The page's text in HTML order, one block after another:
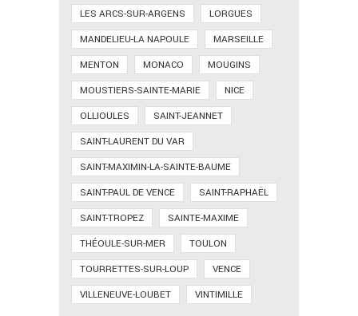
LES ARCS-SUR-ARGENS
LORGUES
MANDELIEU-LA NAPOULE
MARSEILLE
MENTON
MONACO
MOUGINS
MOUSTIERS-SAINTE-MARIE
NICE
OLLIOULES
SAINT-JEANNET
SAINT-LAURENT DU VAR
SAINT-MAXIMIN-LA-SAINTE-BAUME
SAINT-PAUL DE VENCE
SAINT-RAPHAËL
SAINT-TROPEZ
SAINTE-MAXIME
THÉOULE-SUR-MER
TOULON
TOURRETTES-SUR-LOUP
VENCE
VILLENEUVE-LOUBET
VINTIMILLE